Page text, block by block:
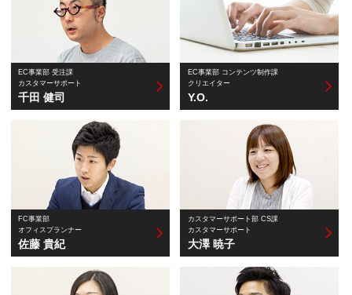
EC事業部 受注課
カスタマーサポート
千田 健司
EC事業部 コンテンツ制作課
クリエイター
Y.O.
FC事業部
オフィスプランナー
佐藤 貴紀
カスタマーサポート部 CS課
カスタマーサポート
大澤 暁子